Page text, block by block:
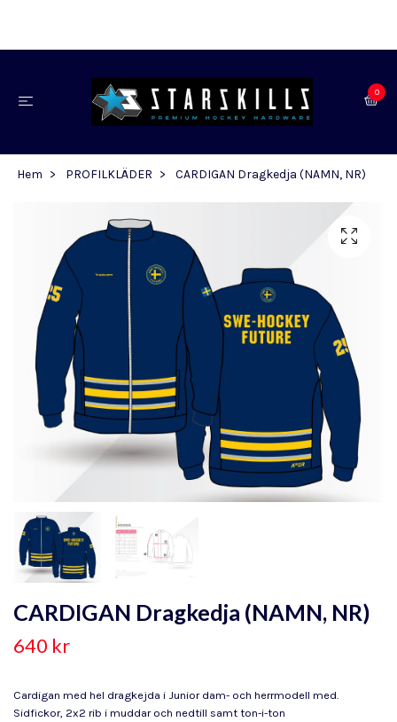
0
Hem PROFILKLÄDER CARDIGAN Dragkedja (NAMN, NR)
CARDIGAN Dragkedja (NAMN, NR)
640 kr
Cardigan med hel dragkejda i Junior dam- och herrmodell med.
Sidfickor, 2x2 rib i muddar och nedtill samt ton-i-ton